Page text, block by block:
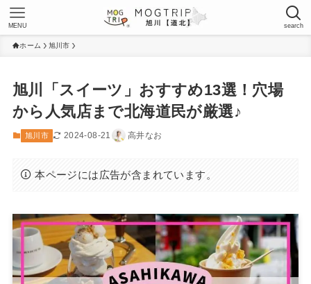
search
MENU
ホーム 旭川市
旭川「スイーツ」おすすめ13選！穴場
から人気店まで北海道民が厳選♪
旭川市 2024-08-21 高井なお
本ページには広告が含まれています。